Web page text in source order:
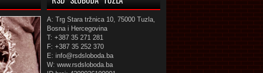
A: Trg Stara tržnica 10, 75000 Tuzla,
Bosna i Hercegovina
T: +387 35 271 281
F: +387 35 252 370
E: info@rsdsloboda.ba
W: www.rsdsloboda.ba